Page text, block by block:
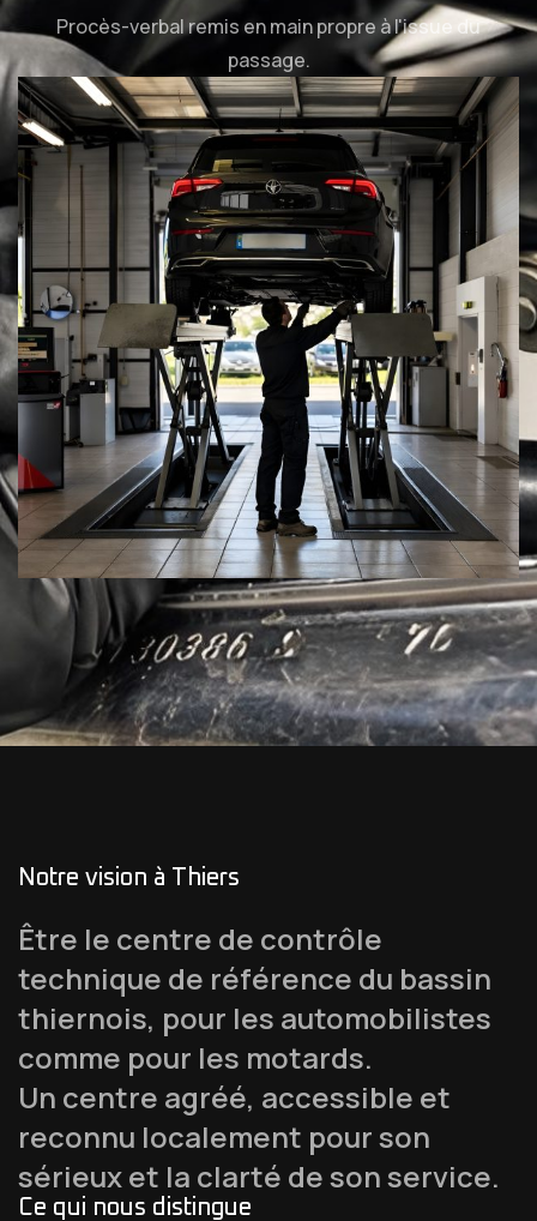
Procès-verbal remis en main propre à l'issue du
passage.
Notre vision à Thiers
Être le centre de contrôle
technique de référence du bassin
thiernois, pour les automobilistes
comme pour les motards.
Un centre agréé, accessible et
reconnu localement pour son
sérieux et la clarté de son service.
Ce qui nous distingue